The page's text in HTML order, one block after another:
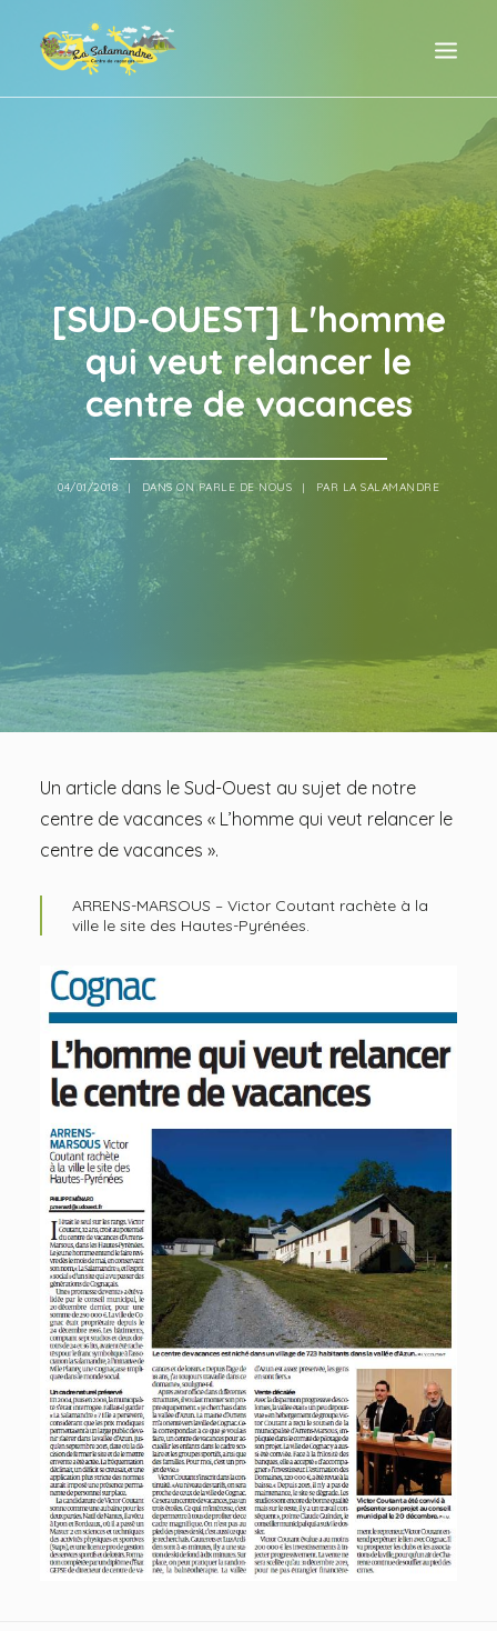
TARIFS
LE CENTRE
ACTIVITÉS & ENVIRONNEMENT
HISTOIRE & PHILOSOPHIE DU LIEU
CONTACT & RÉSERVATION
On parle de nous
FACEBOOK
INSTAGRAM
[SUD-OUEST] L'homme
qui veut relancer le
centre de vacances
04/01/2018 | DANS ON PARLE DE NOUS | PAR LA SALAMANDRE
Un article dans le Sud-Ouest au sujet de notre
centre de vacances « L’homme qui veut relancer le
centre de vacances ».
ARRENS-MARSOUS – Victor Coutant rachète à la
ville le site des Hautes-Pyrénées.